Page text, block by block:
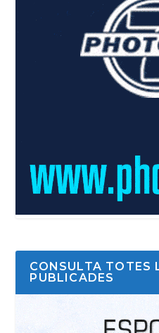
CONSULTA TOTES
PUBLICADES